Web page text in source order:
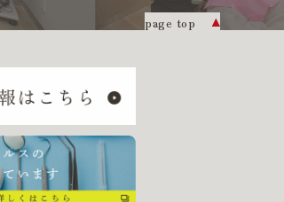
page top